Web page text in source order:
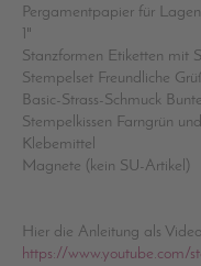
Pergamentpapier für
1"
Stanzformen Etiketten mit
Stempelset Freundliche
Basic-Strass-Schmuck
Stempelkissen Farngrün
Klebemittel
Magnete (kein SU-Artikel)
Hier die Anleitung als
https://www.youtube.com/